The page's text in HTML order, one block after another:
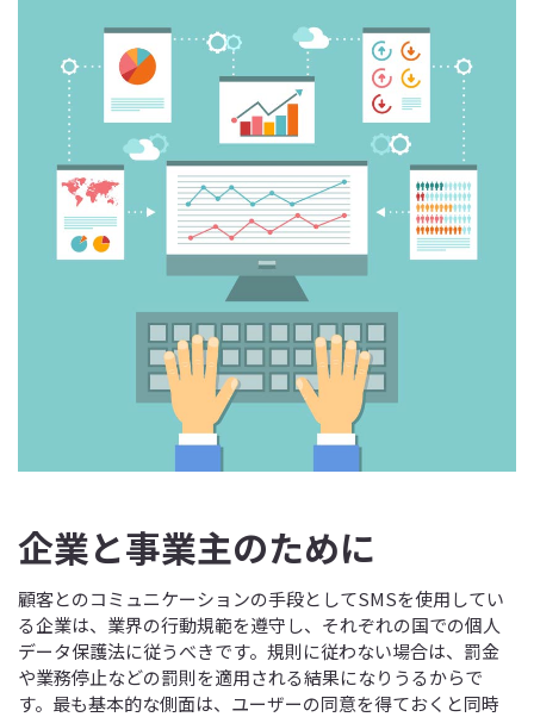
企業と事業主のために
顧客とのコミュニケーションの手段としてSMSを使用してい
る企業は、業界の行動規範を遵守し、それぞれの国での個人
データ保護法に従うべきです。規則に従わない場合は、罰金
や業務停止などの罰則を適用される結果になりうるからで
す。最も基本的な側面は、ユーザーの同意を得ておくと同時